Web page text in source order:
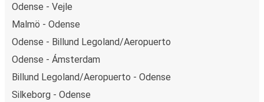
Odense - Vejle
Malmö - Odense
Odense - Billund Legoland/Aeropuerto
Odense - Ámsterdam
Billund Legoland/Aeropuerto - Odense
Silkeborg - Odense